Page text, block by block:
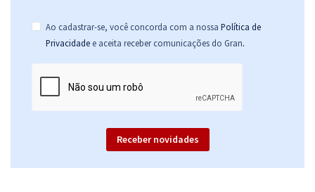
Ao cadastrar-se, você concorda com a nossa Política de
Privacidade e aceita receber comunicações do Gran.
Receber novidades